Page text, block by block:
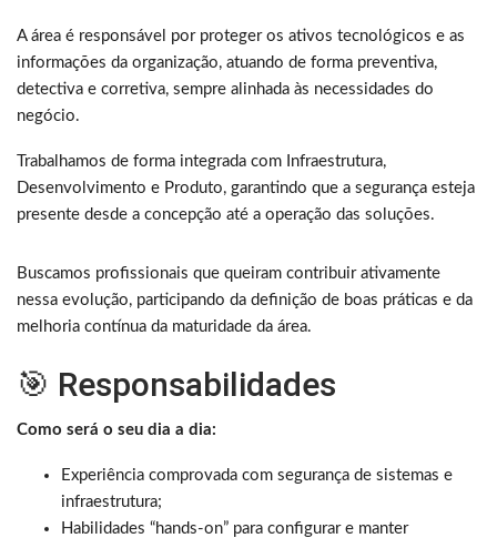
A área é responsável por proteger os ativos tecnológicos e as
informações da organização, atuando de forma preventiva,
detectiva e corretiva, sempre alinhada às necessidades do
negócio.
Trabalhamos de forma integrada com Infraestrutura,
Desenvolvimento e Produto, garantindo que a segurança esteja
presente desde a concepção até a operação das soluções.
Buscamos profissionais que queiram contribuir ativamente
nessa evolução, participando da definição de boas práticas e da
melhoria contínua da maturidade da área.
🎯 Responsabilidades
Como será o seu dia a dia:
Experiência comprovada com segurança de sistemas e
infraestrutura;
Habilidades “hands-on” para configurar e manter